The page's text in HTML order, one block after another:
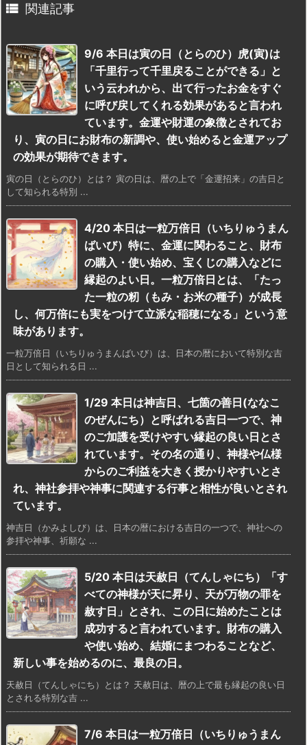
 関連記事
9/6 本日は寅の日（とらのひ）虎(寅)は
「千里行って千里戻ることができる」と
いう云われから、出て行ったお金をすぐ
に呼び戻してくれる効果があると言われ
ています。金運や財運の象徴とされてお
り、寅の日にお財布の新調や、使い始めると金運アップ
の効果が期待できます。
寅の日（とらのひ）とは？ 寅の日は、暦の上で「金運招来」の吉日と
して知られる特別 ...
4/20 本日は一粒万倍日（いちりゅうまん
ばいび）特に、金運に関わること、財布
の購入・使い始め、宝くじの購入などに
縁起のよい日。一粒万倍日とは、「たっ
た一粒の籾（もみ・お米の種子）が成長
し、何万倍にも実をつけて立派な稲穂になる」という意
味があります。
一粒万倍日（いちりゅうまんばいび）は、日本の暦において特別な吉
日として知られる日 ...
1/29 本日は神吉日、七箇の善日(ななこ
のぜんにち）と呼ばれる吉日一つで、神
のご加護を受けやすい縁起の良い日とさ
れています。その名の通り、神様や仏様
からのご利益を大きく授かりやすいとさ
れ、神社参拝や神事に関連する行事と相性が良いとされ
ています。
神吉日（かみよしび）は、日本の暦における吉日の一つで、神社への
参拝や神事、祈願な ...
5/20 本日は天赦日（てんしゃにち）「す
べての神様が天に昇り、天が万物の罪を
赦す日」とされ、この日に始めたことは
成功すると言われています。財布の購入
や使い始め、結婚にまつわることなど、
新しい事を始めるのに、最良の日。
天赦日（てんしゃにち）とは？ 天赦日は、暦の上で最も縁起の良い日
とされる特別な吉 ...
7/6 本日は一粒万倍日（いちりゅうまん